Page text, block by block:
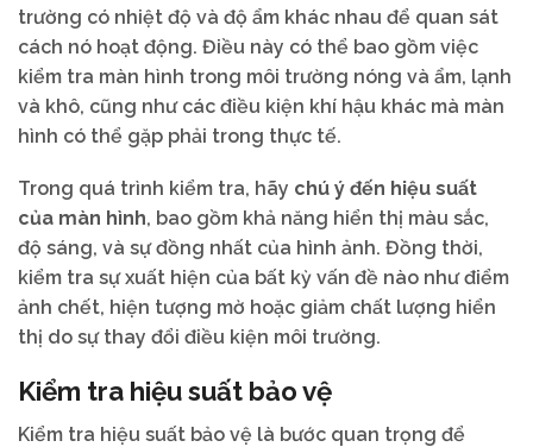
trường có nhiệt độ và độ ẩm khác nhau để quan sát
cách nó hoạt động. Điều này có thể bao gồm việc
kiểm tra màn hình trong môi trường nóng và ẩm, lạnh
và khô, cũng như các điều kiện khí hậu khác mà màn
hình có thể gặp phải trong thực tế.
Trong quá trình kiểm tra, hãy chú ý đến hiệu suất
của màn hình, bao gồm khả năng hiển thị màu sắc,
độ sáng, và sự đồng nhất của hình ảnh. Đồng thời,
kiểm tra sự xuất hiện của bất kỳ vấn đề nào như điểm
ảnh chết, hiện tượng mờ hoặc giảm chất lượng hiển
thị do sự thay đổi điều kiện môi trường.
Kiểm tra hiệu suất bảo vệ
Kiểm tra hiệu suất bảo vệ là bước quan trọng để